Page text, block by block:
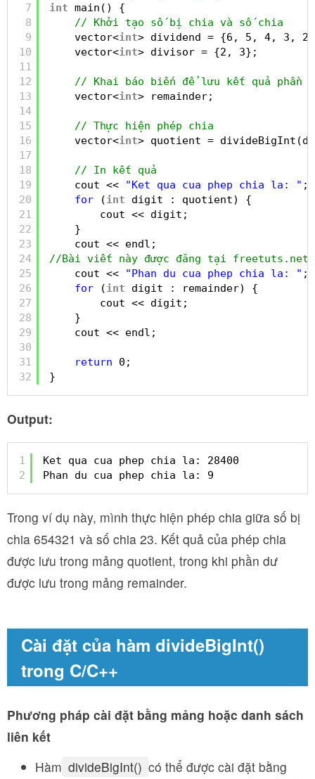
7
8
9
10
11
12
13
14
15
16
17
18
19
20
21
22
23
24
25
26
27
28
29
30
31
32
int main() {
// Khởi tạo số bị chia và số chia
vector<int> dividend = {6, 5, 4, 3,
vector<int> divisor = {2,
// Khai báo biến để lưu kết quả phần
vector<int> remainder;
// Thực hiện phép chia
vector<int> quotient =
// In kết quả
cout <<
"Ket qua cua phep chia la: " ;
for
(int
digit : quotient) {
cout << digit;
}
cout << endl;
//Bài viết này được đăng tại freetuts.net
cout <<
"Phan du cua phep chia la: " ;
for
(int
digit : remainder) {
cout << digit;
}
cout << endl;
return
0;
}
Output:
1
2
Ket qua cua phep chia la: 28400
Phan du cua phep chia la: 9
Trong ví dụ này, mình thực hiện phép chia giữa số bị
chia 654321 và số chia 23. Kết quả của phép chia
được lưu trong mảng quotient, trong khi phần dư
được lưu trong mảng remainder.
Cài đặt của hàm divideBigInt()
trong C/C++
Phương pháp cài đặt bằng mảng hoặc danh sách
liên kết
Hàm divideBigInt() có thể được cài đặt bằng